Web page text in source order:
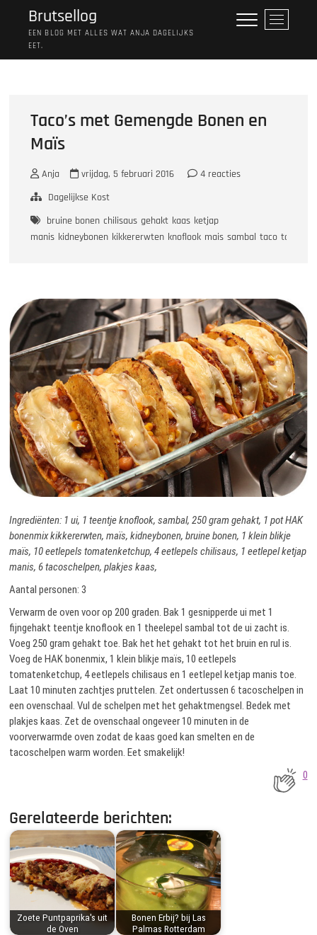
Brutsellog
EEN BLOG MET ALLES WAT ANJA DAGELIJKS
EET.
M
e
Taco’s met Gemengde Bonen en
Maïs
Anja vrijdag, 5 februari 2016
4 reacties
Dagelijkse Kost
bruine bonen chilisaus gehakt kaas ketjap
manis kidneybonen kikkererwten knoflook mais sambal taco
Ingrediënten: 1 ui, 1 teentje knoflook, sambal, 250 gram gehakt, 1 pot HAK
bonenmix kikkererwten, maïs, kidneybonen, bruine bonen, 1 klein blikje
maïs, 10 eetlepels tomatenketchup, 4 eetlepels chilisaus, 1 eetlepel ketjap
manis, 6 tacoschelpen, plakjes kaas,
Aantal personen: 3
Verwarm de oven voor op 200 graden. Bak 1 gesnipperde ui met 1
fijngehakt teentje knoflook en 1 theelepel sambal tot de ui zacht is.
Voeg 250 gram gehakt toe. Bak het het gehakt tot het bruin en rul is.
Voeg de HAK bonenmix, 1 klein blikje maïs, 10 eetlepels
tomatenketchup, 4 eetlepels chilisaus en 1 eetlepel ketjap manis toe.
Laat 10 minuten zachtjes pruttelen. Zet ondertussen 6 tacoschelpen in
een ovenschaal. Vul de schelpen met het gehaktmengsel. Bedek met
plakjes kaas. Zet de ovenschaal ongeveer 10 minuten in de
voorverwarmde oven zodat de kaas goed kan smelten en de
tacoschelpen warm worden. Eet smakelijk!
0
Gerelateerde berichten:
Zoete Puntpaprika's uit
de Oven
Bonen Erbij? bij Las
Palmas Rotterdam